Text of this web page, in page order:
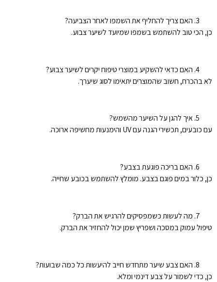
האם צריך להחליף את השמפו לאחר הצביעה?
כן, הכי טוב להשתמש בשמפו שמיועד לשיער צבוע.
האם כדאי להשקיע במוצרי טיפוח יקרים לשיער צבוע?
לא בהכרח, חשוב שהמוצרים יתאימו לסוג שיערך.
איך להגן על השיער מהשמש?
עם כובעים, תכשירי הגנה עם UV והימנעות מחשיפה ארוכה.
האם בריכה פוגעת בצבע?
כן, כלור במים פוגם בצבע. מומלץ להשתמש בכובע שחייה.
מה לעשות כשמפסיקים להרגיש את הברק?
טיפול עמוק במסכה ושפריץ שמן יכול להחזיר את הברק.
האם צבע שיער מתחדש חייב להיעשות כל כמה שבועות?
כן, כדי לשמור על צבע דינמי ומלא.